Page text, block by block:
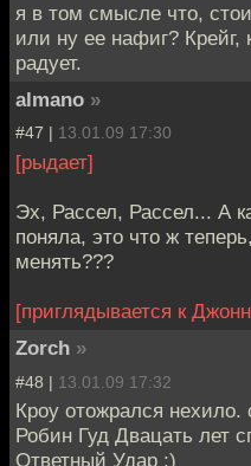
я в том смысле что,
или ну ее нафиг? Крейг,
радует.
almano »
#47 | 13.01.09 17:30
[рыдает]
Эх, Рассел, Рассел... А
поняла, это что ж
менять???
[приглядывается к
Zorch »
#48 | 13.01.09 17:32
Кроу отожрался
Робин Гуд Двацать лет
Ответный Удар :)